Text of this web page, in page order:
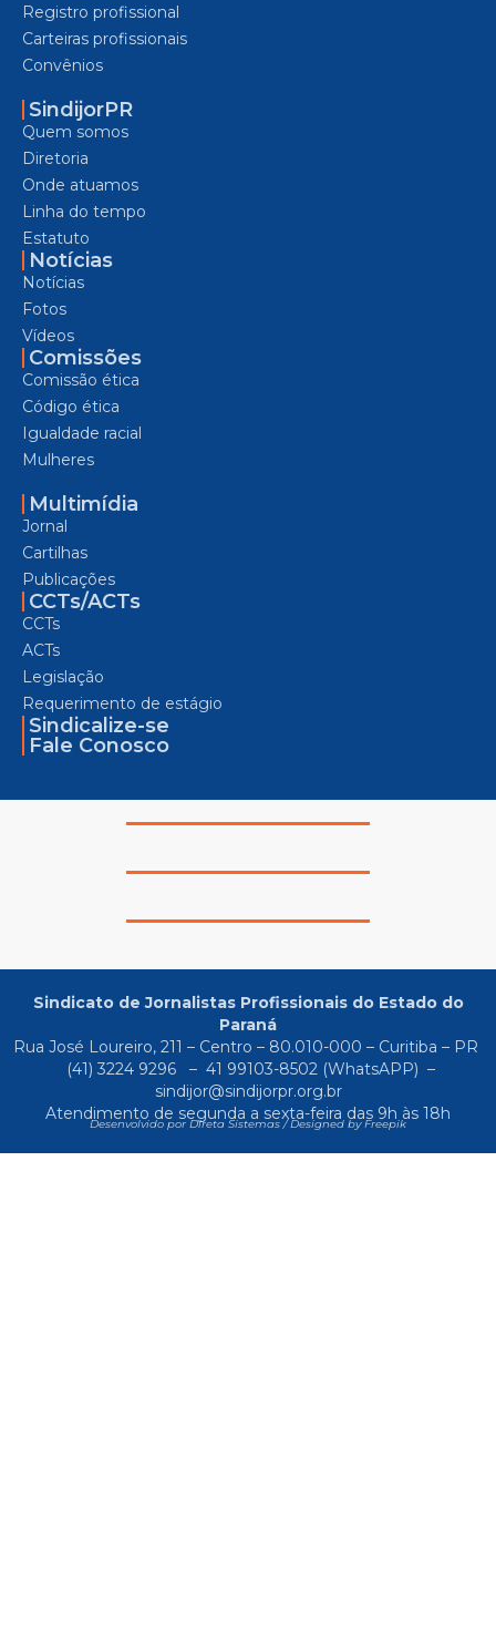
Registro profissional
Carteiras profissionais
Convênios
SindijorPR
Quem somos
Diretoria
Onde atuamos
Linha do tempo
Estatuto
Notícias
Notícias
Fotos
Vídeos
Comissões
Comissão ética
Código ética
Igualdade racial
Mulheres
Multimídia
Jornal
Cartilhas
Publicações
CCTs/ACTs
CCTs
ACTs
Legislação
Requerimento de estágio
Sindicalize-se
Fale Conosco
Sindicato de Jornalistas Profissionais do Estado do
Paraná
Rua José Loureiro, 211 – Centro – 80.010-000 – Curitiba – PR
(41) 3224 9296
– 41 99103-8502(WhatsAPP) –
sindijor@sindijorpr.org.br
Atendimento de segunda a sexta-feira das 9h às 18h
Desenvolvido por Direta Sistemas /Designed by Freepik